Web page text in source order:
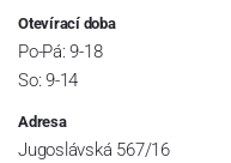
Otevírací doba
Po-Pá: 9-18
So: 9-14
Adresa
Jugoslávská 567/16